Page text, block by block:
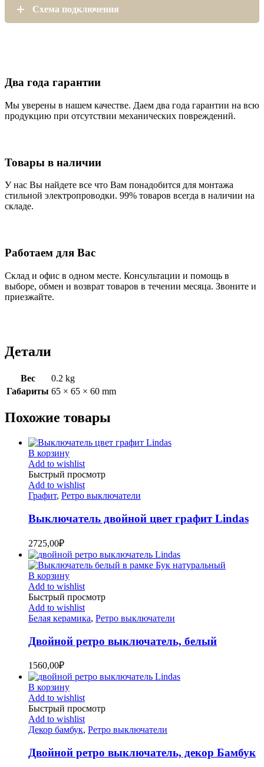
Схема подключения
Два года гарантии
Мы уверены в нашем качестве. Даем два года гарантии на всю
продукцию при отсутствии механических повреждений.
Товары в наличии
У нас Вы найдете все что Вам понадобится для монтажа
стильной электропроводки. 99% товаров всегда в наличии на
складе.
Работаем для Вас
Склад и офис в одном месте. Консультации и помощь в
выборе, обмен и возврат товаров в течении месяца. Звоните и
приезжайте.
Детали
Вес
0.2 kg
Габариты 65 × 65 × 60 mm
Похожие товары
В корзину
Add to wishlist
Быстрый просмотр
Add to wishlist
Графит, Ретро выключатели
Выключатель двойной цвет графит Lindas
2725,00₽
В корзину
Add to wishlist
Быстрый просмотр
Add to wishlist
Белая керамика, Ретро выключатели
Двойной ретро выключатель, белый
1560,00₽
В корзину
Add to wishlist
Быстрый просмотр
Add to wishlist
Декор бамбук, Ретро выключатели
Двойной ретро выключатель, декор Бамбук